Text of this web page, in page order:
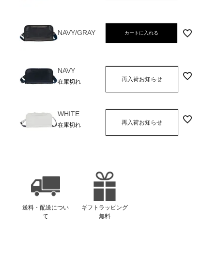
NAVY/GRAY カートに入れる
NAVY
在庫切れ 再入荷お知らせ
WHITE
在庫切れ 再入荷お知らせ
送料・配送につい
て
ギフトラッピング
無料